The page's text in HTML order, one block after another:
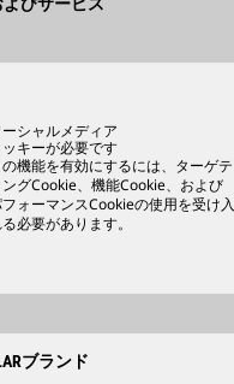
よびサービス
検索する
ーシャルメディア
ッキーが必要です
の機能を有効にするには、ターゲテ
ングCookie、機能Cookie、および
ォーマンスCookieの使用を受け入
必要があります。
ブランド